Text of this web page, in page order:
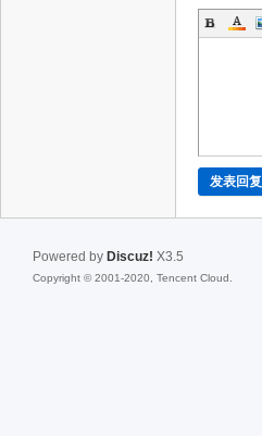
发表回复
Powered by Discuz! X3.5
Copyright © 2001-2020, Tencent Cloud.